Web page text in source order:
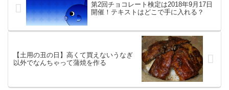
第2回チョコレート検定は2018年9月17日
開催！テキストはどこで手に入れる？
【土用の丑の日】高くて買えないうなぎ
以外でなんちゃって蒲焼を作る